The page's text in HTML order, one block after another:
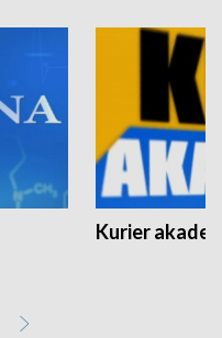
Kurier